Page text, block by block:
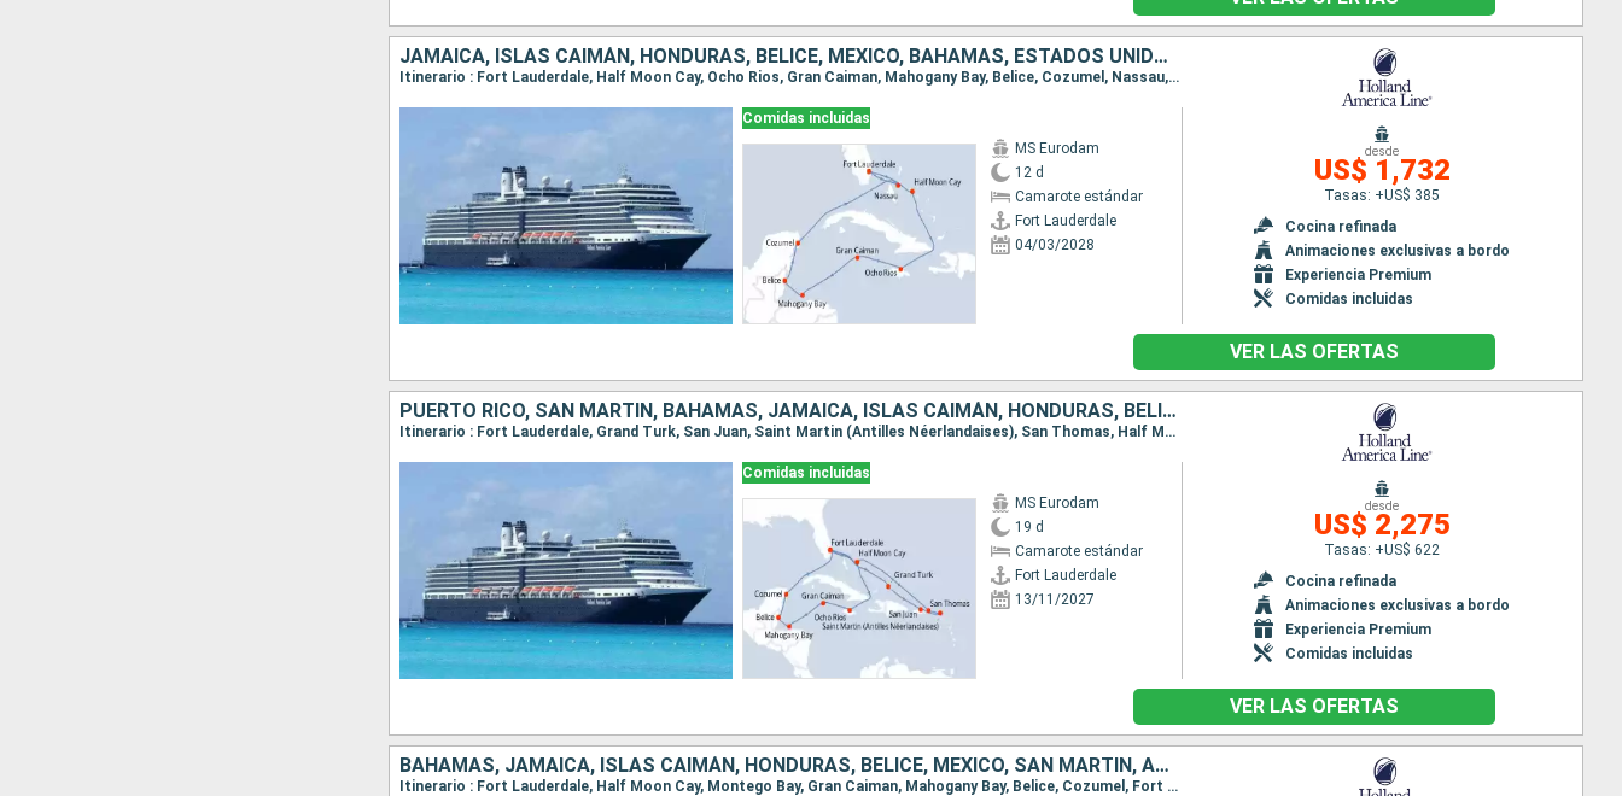
JAMAICA, ISLAS CAIMÁN, HONDURAS, BELICE, MÉXICO, BAHAMAS, ESTADOS UNIDOS
Itinerario : Fort Lauderdale, Half Moon Cay, Ocho Rios, Gran Caiman, Mahogany Bay, Belice, Cozumel, Nassau, Fort Lauderdale
Comidas incluidas
MS Eurodam
12 d
Camarote estándar
Fort Lauderdale
04/03/2028
desde
US$ 1,732
Tasas: +US$ 385
Cocina refinada
Animaciones exclusivas a bordo
Experiencia Premium
Comidas incluidas
VER LAS OFERTAS
PUERTO RICO, SAN MARTÍN, BAHAMAS, JAMAICA, ISLAS CAIMÁN, HONDURAS, BELICE, MÉXICO, ESTADOS UNIDOS
Itinerario : Fort Lauderdale, Grand Turk, San Juan, Saint Martin (Antilles Néerlandaises), San Thomas, Half Moon Cay, Fort Lauderdale, Half Moon Cay, Ocho Rios, Gran Caiman, Mahogany Bay, Belice, Cozumel, Fort Lauderdale
Comidas incluidas
MS Eurodam
19 d
Camarote estándar
Fort Lauderdale
13/11/2027
desde
US$ 2,275
Tasas: +US$ 622
Cocina refinada
Animaciones exclusivas a bordo
Experiencia Premium
Comidas incluidas
VER LAS OFERTAS
BAHAMAS, JAMAICA, ISLAS CAIMÁN, HONDURAS, BELICE, MÉXICO, SAN MARTÍN, ANTIGUA Y BARBUDA, PUERTO RICO, ESTADOS UNIDOS
Itinerario : Fort Lauderdale, Half Moon Cay, Montego Bay, Gran Caiman, Mahogany Bay, Belice, Cozumel, Fort Lauderdale, Saint Martin (Antilles Néerlandaises), Antigua, Martinica, St Kitts, San Juan, Half Moon Cay, Fort Lauderdale